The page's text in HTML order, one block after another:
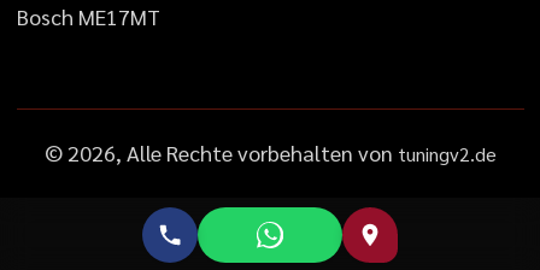
Bosch ME17MT
© 2026, Alle Rechte vorbehalten von tuningv2.de